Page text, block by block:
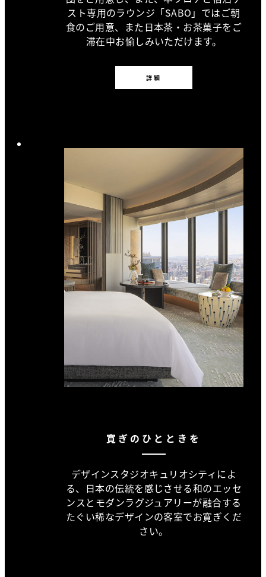
スト専用のラウンジ「SABO」ではご朝
食のご用意、また日本茶・お茶菓子をご
滞在中お愉しみいただけます。
詳細
寛ぎのひとときを
デザインスタジオキュリオシティによ
る、日本の伝統を感じさせる和のエッセ
ンスとモダンラグジュアリーが融合する
たぐい稀なデザインの客室でお寛ぎくだ
さい。